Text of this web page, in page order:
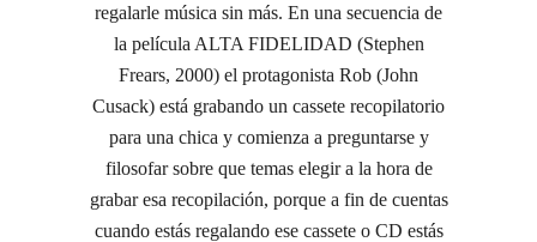
regalarle música sin más. En una secuencia de
la película ALTA FIDELIDAD (Stephen
Frears, 2000) el protagonista Rob (John
Cusack) está grabando un cassete recopilatorio
para una chica y comienza a preguntarse y
filosofar sobre que temas elegir a la hora de
grabar esa recopilación, porque a fin de cuentas
cuando estás regalando ese cassete o CD estás